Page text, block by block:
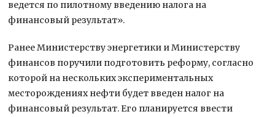
ведется по пилотному введению налога на
финансовый результат».
Ранее Министерству энергетики и Министерству
финансов поручили подготовить реформу, согласно
которой на нескольких экспериментальных
месторождениях нефти будет введен налог на
финансовый результат. Его планируется ввести